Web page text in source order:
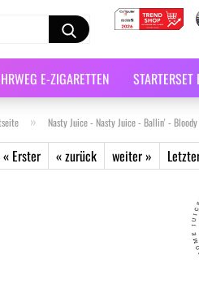
E-ZIGARETTEN STARTERSET
» Nasty Juice - Nasty Juice - Ballin' -
« Erster « zurück weiter »